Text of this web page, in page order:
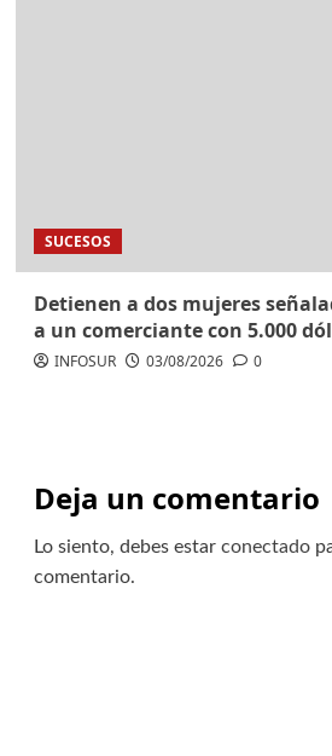
SUCESOS
Detienen a dos mujeres
a un comerciante con 5.000
INFOSUR 03/08/2026 0
Deja un comentario
Lo siento, debes estar conectado
comentario.